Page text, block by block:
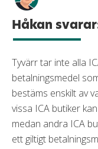
Håkan
Tyvärr tar inte alla
betalningsmedel
bestäms enskilt av
vissa ICA butiker
medan andra ICA
ett giltigt